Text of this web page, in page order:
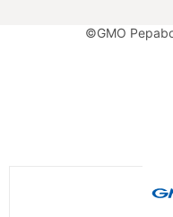
©GMO